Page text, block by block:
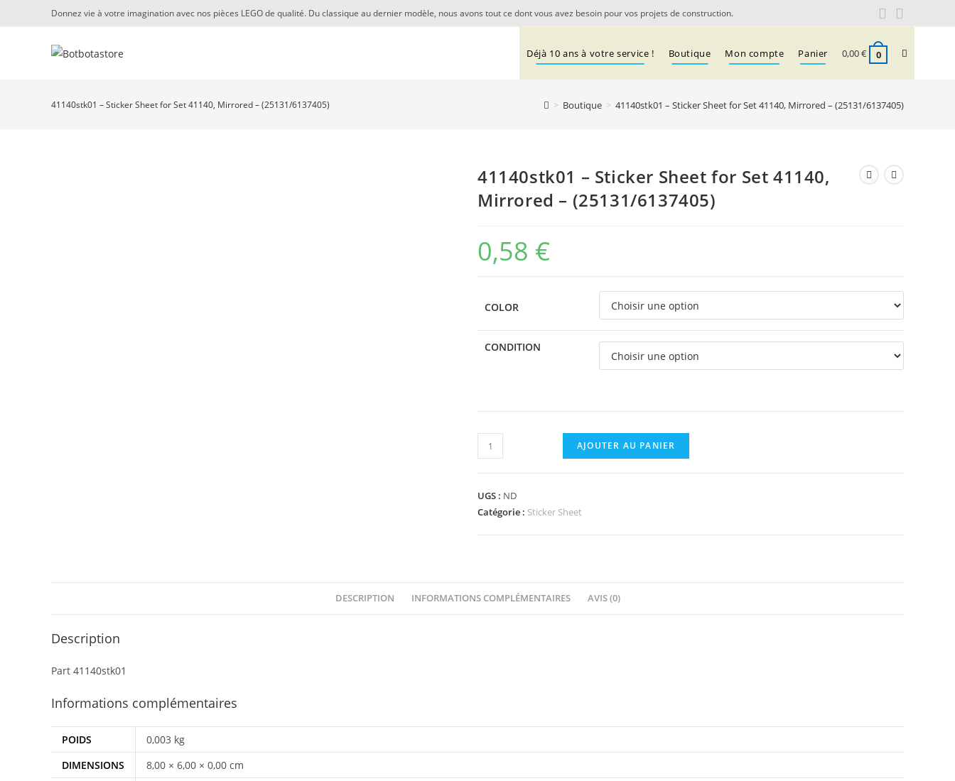
Donnez vie à votre imagination avec nos pièces LEGO de qualité. Du classique au dernier modèle, nous avons tout ce dont vous avez besoin pour vos projets de construction.
Déjà 10 ans à votre service ! Boutique Mon compte Panier 0,00€ 0 Toggle
website
41140stk01 – Sticker Sheet for Set 41140, Mirrored – (25131/6137405) > Boutique > 41140stk01 – Sticker Sheet for Set 41140, Mirrored – (25131/6137405)
41140stk01 – Sticker Sheet for Set 41140,
Mirrored – (25131/6137405)
0,58 €
COLOR
CONDITION
quantité
de
-
Sticker
Mirrored
AJOUTER AU PANIER
UGS : ND
Catégorie : Sticker Sheet
DESCRIPTION INFORMATIONS COMPLÉMENTAIRES AVIS (0)
Description
Part 41140stk01
Informations complémentaires
POIDS
0,003 kg
DIMENSIONS
8,00 × 6,00 × 0,00 cm